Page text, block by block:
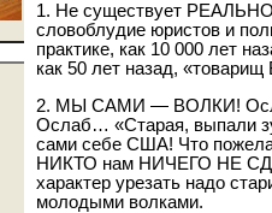
1. Не существует
словоблудие юристов и
практике, как 10 000 лет
как 50 лет назад,
2. МЫ САМИ — ВОЛКИ!
Ослаб… «Старая, выпали
сами себе США! Что
НИКТО нам НИЧЕГО НЕ
характер урезать надо
молодыми волками.